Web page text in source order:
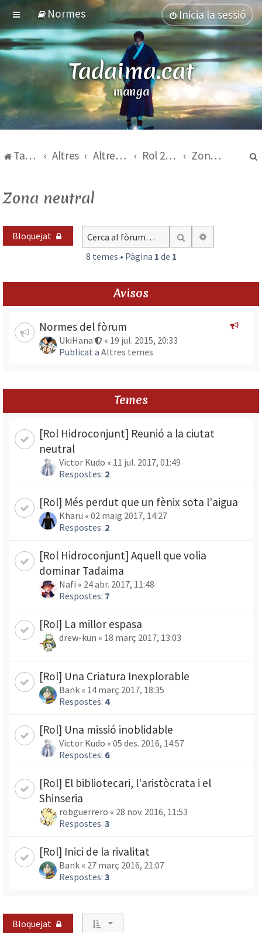
Normes Inicia la sessió
Tadaima.cat
manga
Tadaima.cat Altres Altres temes Rol 2015-2017 Zona neutral
Zona neutral
Bloquejat Cerca
8 temes • Pàgina 1 de 1
Avisos
Normes del fòrum
UkiHana « 19 jul. 2015, 20:33
Publicat a Altres temes
Temes
[Rol Hidroconjunt] Reunió a la ciutat
neutral
Victor Kudo « 11 jul. 2017, 01:49
Respostes: 2
[Rol] Més perdut que un fènix sota l'aigua
Kharu « 02 maig 2017, 14:27
Respostes: 2
[Rol Hidroconjunt] Aquell que volia
dominar Tadaima
Nafi « 24 abr. 2017, 11:48
Respostes: 7
[Rol] La millor espasa
drew-kun « 18 març 2017, 13:03
[Rol] Una Criatura Inexplorable
Bank « 14 març 2017, 18:35
Respostes: 4
[Rol] Una missió inoblidable
Victor Kudo « 05 des. 2016, 14:57
Respostes: 6
[Rol] El bibliotecari, l'aristòcrata i el
Shinseria
robguerrero « 28 nov. 2016, 11:53
Respostes: 3
[Rol] Inici de la rivalitat
Bank « 27 març 2016, 21:07
Respostes: 3
Bloquejat